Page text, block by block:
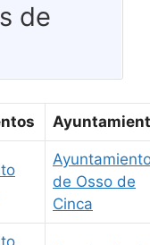
de
de Osso de
Cinca